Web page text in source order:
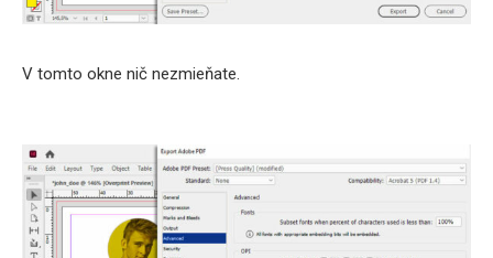
V tomto okne nič nezmieňate.